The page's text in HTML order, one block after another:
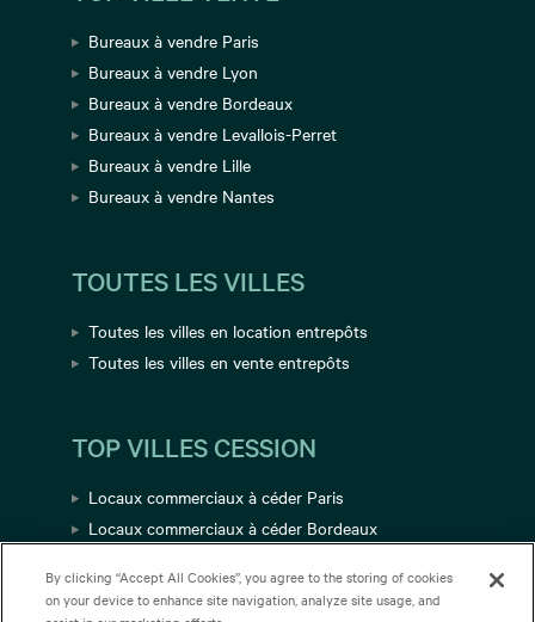
Bureaux à vendre Paris
Bureaux à vendre Lyon
Bureaux à vendre Bordeaux
Bureaux à vendre Levallois-Perret
Bureaux à vendre Lille
Bureaux à vendre Nantes
TOUTES LES VILLES
Toutes les villes en location entrepôts
Toutes les villes en vente entrepôts
TOP VILLES CESSION
Locaux commerciaux à céder Paris
Locaux commerciaux à céder Bordeaux
Locaux commerciaux à céder Toulouse
By clicking “Accept All Cookies”, you agree to the storing of cookies
on your device to enhance site navigation, analyze site usage, and